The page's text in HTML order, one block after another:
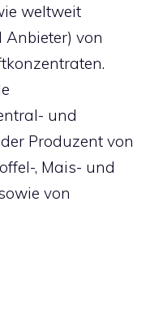
weltweit
von
und
Produzent von
, Mais- und
von